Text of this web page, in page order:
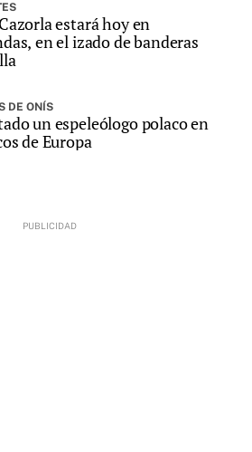
estará hoy en
en el izado de banderas
DE ONÍS
un espeleólogo polaco en
de Europa